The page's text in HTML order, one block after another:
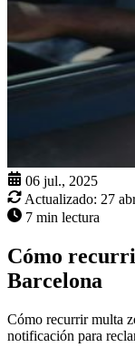
06 jul., 2025
Actualizado: 27
7 min lectura
Cómo
Barcelona
Cómo recurrir multa
notificación para